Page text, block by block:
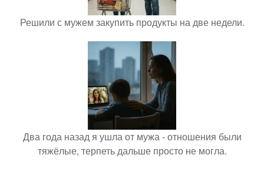
Решили с мужем закупить продукты на две недели.
Два года назад я ушла от мужа - отношения были
тяжёлые, терпеть дальше просто не могла.